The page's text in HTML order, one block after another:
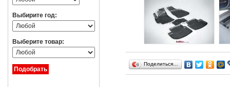
Поделиться…
Выбирите год:
Выберите товар: